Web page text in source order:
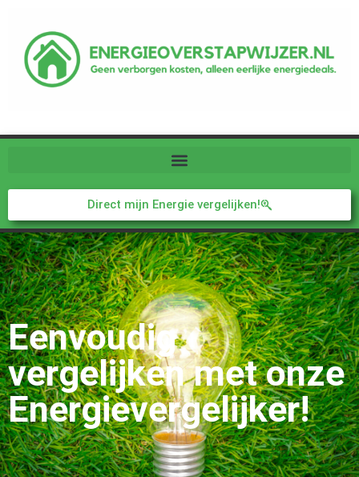
Direct mijn Energie vergelijken!
Eenvoudig
vergelijken met onze
Energievergelijker!